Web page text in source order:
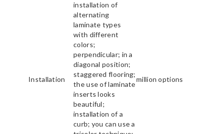
Installation
installation of
alternating
laminate types
with different
colors;
perpendicular; in a
diagonal position;
staggered flooring;
the use of laminate
inserts looks
beautiful;
installation of a
curb; you can use a
million options